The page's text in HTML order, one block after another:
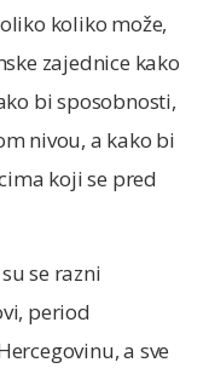
koliko može,
zajednice kako
bi sposobnosti,
nivou, a kako bi
koji se pred
se razni
period
a sve